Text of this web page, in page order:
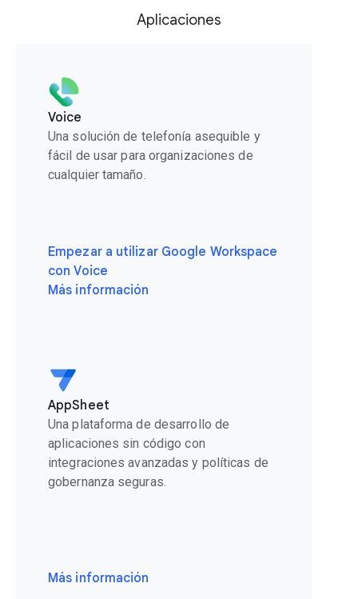
Aplicaciones
Voice
Una solución de telefonía asequible y
fácil de usar para organizaciones de
cualquier tamaño.
Empezar a utilizar Google Workspace
con Voice
Más información
AppSheet
Una plataforma de desarrollo de
aplicaciones sin código con
integraciones avanzadas y políticas de
gobernanza seguras.
Más información